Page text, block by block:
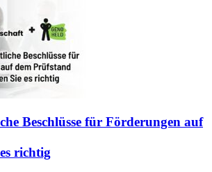
Beschlüsse für Förderungen auf
richtig